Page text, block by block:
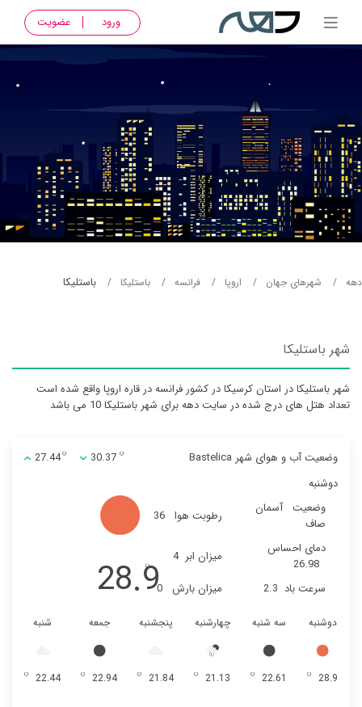
ورود عضویت
دهه شهرهای جهان اروپا فرانسه باستلیکا باستلیکا
شهر باستلیکا
شهر باستلیکا در استان کرسیکا در کشور فرانسه در قاره اروپا واقع شده است
تعداد هتل های درج شده در سایت دهه برای شهر باستلیکا 10 می باشد
وضعیت آب و هوای شهر Bastelica 27.44
30.37
دوشنبه
وضعیت
آسمان
صاف
رطوبت هوا 36
دمای احساس
26.98
میزان ابر 4
سرعت باد 2.3 میزان بارش 0
28.9
دوشنبه
28.9
سه شنبه
22.61
چهارشنبه
21.13
پنجشنبه
21.84
جمعه
22.94
شنبه
22.44